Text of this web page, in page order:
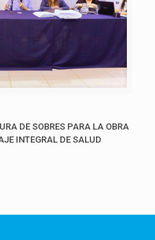
DE SOBRES PARA LA OBRA
INTEGRAL DE SALUD